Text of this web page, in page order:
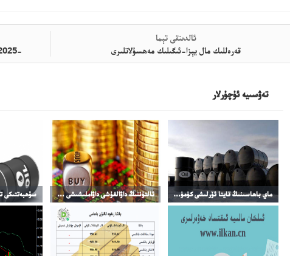
ئالدىنقى تېما
قەرەللىك مال يېزا-ئىگىلىك مەھسۇلاتلىرى
-2025يىلى4- ئاينىڭ 25- كۈندىكى كۈمۈش سودا خۇلاسىسى
تەۋسىيە ئۇچۇرلار
ماي باھاسىنىڭ قايتا ئۆرلىشى كۈمۈش باھاسىنىڭ ئۆرلىشىنى چەكلىدى ئالتۇننىڭ داۋالغۇشى داۋاملىشىشى مۇمكىن